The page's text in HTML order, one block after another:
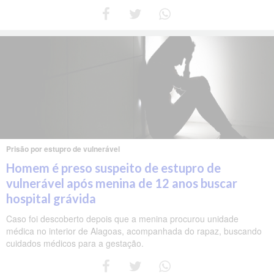
Prisão por estupro de vulnerável
Homem é preso suspeito de estupro de
vulnerável após menina de 12 anos buscar
hospital grávida
Caso foi descoberto depois que a menina procurou unidade
médica no interior de Alagoas, acompanhada do rapaz, buscando
cuidados médicos para a gestação.